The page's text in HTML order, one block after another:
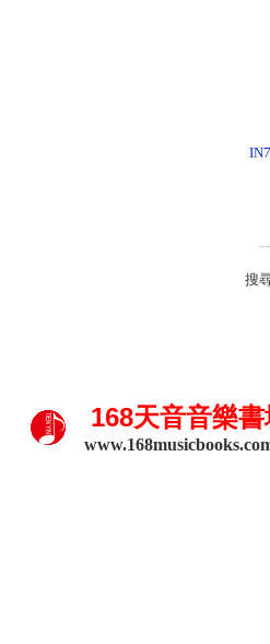
搜
168天音音樂書